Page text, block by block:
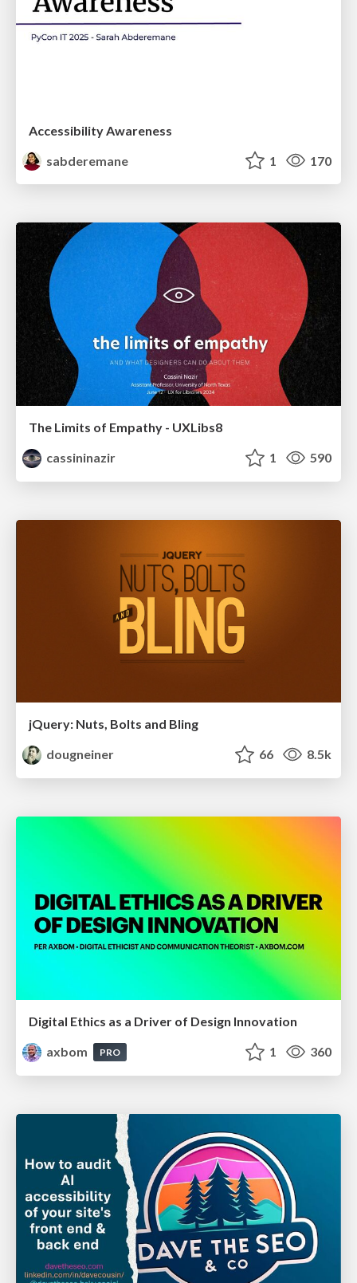
Accessibility Awareness
sabderemane
1 170
The Limits of Empathy - UXLibs8
cassininazir
1 590
jQuery: Nuts, Bolts and Bling
dougneiner
66 8.5k
Digital Ethics as a Driver of Design Innovation
axbom
PRO 1 360